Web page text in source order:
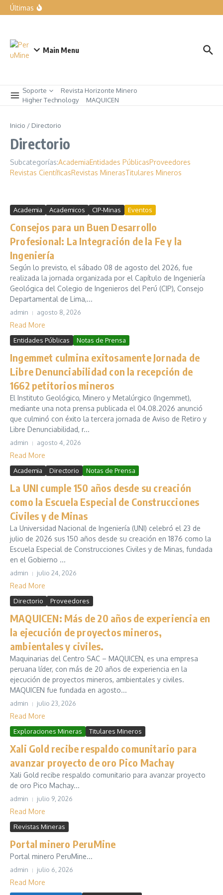
Últimas
Main Menu
Soporte
Revista Horizonte Minero
Higher Technology
MAQUICEN
Inicio / Directorio
Directorio
Subcategorías:AcademiaEntidades PúblicasProveedores
Revistas CientíficasRevistas MinerasTitulares Mineros
Academia Academicos CIP-Minas Eventos
Consejos para un Buen Desarrollo
Profesional: La Integración de la Fe y la
Ingeniería
Según lo previsto, el sábado 08 de agosto del 2026, fue
realizada la jornada organizada por el Capítulo de Ingeniería
Geológica del Colegio de Ingenieros del Perú (CIP), Consejo
Departamental de Lima,...
admin agosto 8, 2026
Read More
Entidades Públicas Notas de Prensa
Ingemmet culmina exitosamente Jornada de
Libre Denunciabilidad con la recepción de
1662 petitorios mineros
El Instituto Geológico, Minero y Metalúrgico (Ingemmet),
mediante una nota prensa publicada el 04.08.2026 anunció
que culminó con éxito la tercera jornada de Aviso de Retiro y
Libre Denunciabilidad, r...
admin agosto 4, 2026
Read More
Academia Directorio Notas de Prensa
La UNI cumple 150 años desde su creación
como la Escuela Especial de Construcciones
Civiles y de Minas
La Universidad Nacional de Ingeniería (UNI) celebró el 23 de
julio de 2026 sus 150 años desde su creación en 1876 como la
Escuela Especial de Construcciones Civiles y de Minas, fundada
en el Gobierno ...
admin julio 24, 2026
Read More
Directorio Proveedores
MAQUICEN: Más de 20 años de experiencia en
la ejecución de proyectos mineros,
ambientales y civiles.
Maquinarias del Centro SAC – MAQUICEN, es una empresa
peruana líder, con más de 20 años de experiencia en la
ejecución de proyectos mineros, ambientales y civiles.
MAQUICEN fue fundada en agosto...
admin julio 23, 2026
Read More
Exploraciones Mineras Titulares Mineros
Xali Gold recibe respaldo comunitario para
avanzar proyecto de oro Pico Machay
Xali Gold recibe respaldo comunitario para avanzar proyecto
de oro Pico Machay...
admin julio 9, 2026
Read More
Revistas Mineras
Portal minero PeruMine
Portal minero PeruMine...
admin julio 6, 2026
Read More